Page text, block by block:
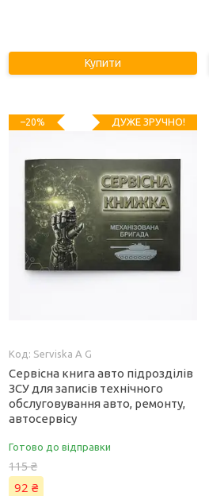
Купити
–20% ДУЖЕ ЗРУЧНО!
Serviska A G
Сервісна книга авто підрозділів
ЗСУ для записів технічного
обслуговування авто, ремонту,
автосервісу
Готово до відправки
115 ₴
92 ₴